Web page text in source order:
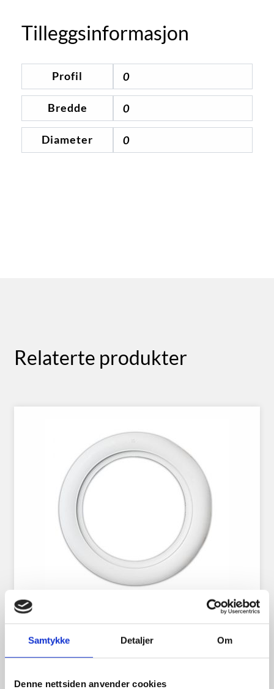
Samtykke Detaljer Om
Denne nettsiden anvender cookies
Tilleggsinformasjon
Profil 0
Bredde 0
Diameter 0
Relaterte produkter
Hvite Dekksider 15″